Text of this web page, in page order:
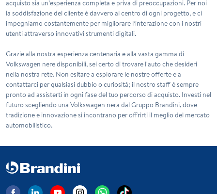
acquisto sia un’esperienza completa e priva di preoccupazioni. Per noi
la soddisfazione del cliente è davvero al centro di ogni progetto, e ci
impegniamo costantemente per migliorare l’interazione con i nostri
utenti attraverso innovativi strumenti digitali.
Grazie alla nostra esperienza centenaria e alla vasta gamma di
Volkswagen neredisponibili, sei certo di trovare l'auto che desideri
nella nostra rete. Non esitare a esplorare le nostre offerte e a
contattarci per qualsiasi dubbio o curiosità; il nostro staff è sempre
pronto ad assisterti in ogni fase del tuo percorso di acquisto. Investi nel
futuro scegliendo una Volkswagen nera dal Gruppo Brandini, dove
tradizione e innovazione si incontrano per offrirti il meglio del mercato
automobilistico.